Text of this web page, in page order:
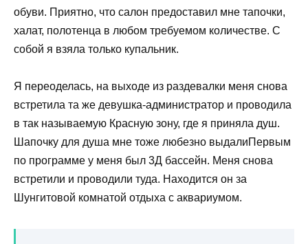
обуви. Приятно, что салон предоставил мне тапочки,
халат, полотенца в любом требуемом количестве. С
собой я взяла только купальник.
Я переоделась, на выходе из раздевалки меня снова
встретила та же девушка-администратор и проводила
в так называемую Красную зону, где я приняла душ.
Шапочку для душа мне тоже любезно выдалиПервым
по программе у меня был 3Д бассейн. Меня снова
встретили и проводили туда. Находится он за
Шунгитовой комнатой отдыха с аквариумом.